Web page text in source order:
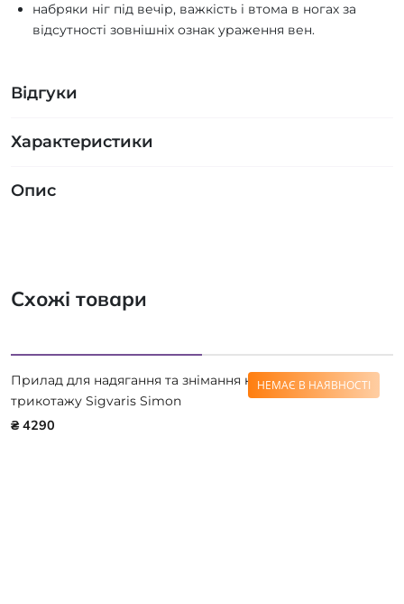
набряки ніг під вечір, важкість і втома в ногах за
відсутності зовнішніх ознак ураження вен.
Відгуки
Характеристики
Опис
Схожі товари
НЕМАЄ В НАЯВНОСТІ
Прилад для надягання та знімання компресійного
трикотажу Sigvaris Simon
₴ 4290